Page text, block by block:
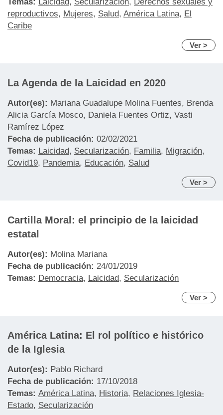
reproductivos, Mujeres, Salud, América Latina, El
Caribe
Ver >
La Agenda de la Laicidad en 2020
Autor(es): Mariana Guadalupe Molina Fuentes, Brenda
Alicia García Mosco, Daniela Fuentes Ortiz, Vasti
Ramírez López
Fecha de publicación: 02/02/2021
Temas: Laicidad, Secularización, Familia, Migración,
Covid19, Pandemia, Educación, Salud
Ver >
Cartilla Moral: el principio de la laicidad
estatal
Autor(es): Molina Mariana
Fecha de publicación: 24/01/2019
Temas: Democracia, Laicidad, Secularización
Ver >
América Latina: El rol político e histórico
de la Iglesia
Autor(es): Pablo Richard
Fecha de publicación: 17/10/2018
Temas: América Latina, Historia, Relaciones Iglesia-
Estado, Secularización